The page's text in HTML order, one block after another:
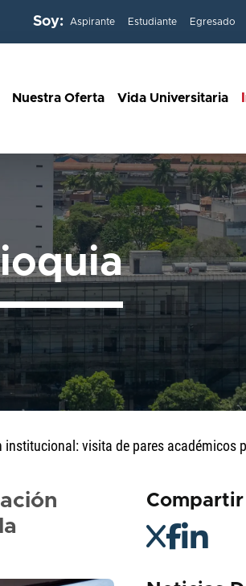
Soy: Aspirante Estudiante Egresado
Nuestra Oferta Vida Universitaria
visita de pares académicos
Compartir